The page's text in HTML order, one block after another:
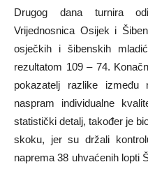
Drugog dana turnira
Vrijednosnica Osijek i
osječkih i šibenskih
rezultatom 109 – 74.
pokazatelj razlike između
naspram individualne
statistički detalj, također je
skoku, jer su držali
naprema 38 uhvaćenih lopti